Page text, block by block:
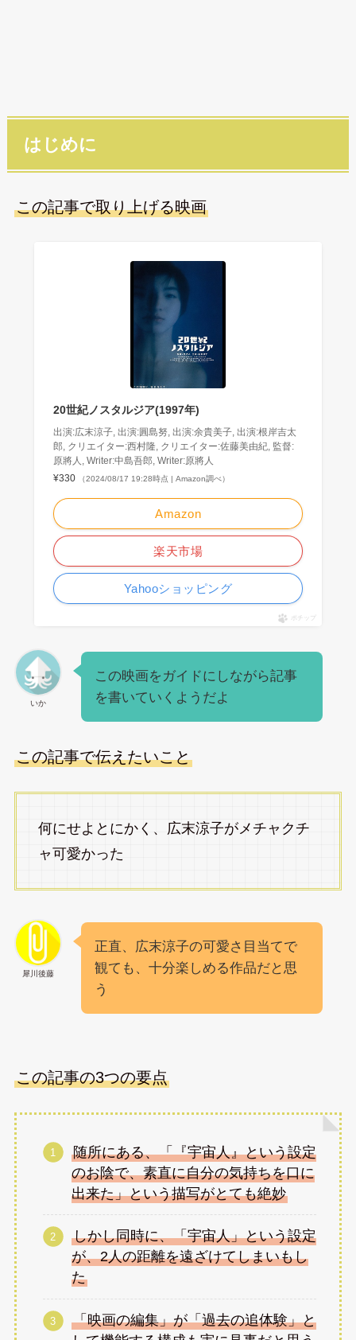
はじめに
この記事で取り上げる映画
20世紀ノスタルジア(1997年)
出演:広末涼子, 出演:圓島努, 出演:余貴美子, 出演:根岸吉太
郎, クリエイター:西村隆, クリエイター:佐藤美由紀, 監督:
原將人, Writer:中島吾郎, Writer:原將人
¥330
（2024/08/17 19:28時点 | Amazon調べ）
Amazon
楽天市場
Yahooショッピング
ポチップ
いか
この映画をガイドにしながら記事
を書いていくようだよ
この記事で伝えたいこと
何にせよとにかく、広末涼子がメチャクチ
ャ可愛かった
犀川後藤
正直、広末涼子の可愛さ目当てで
観ても、十分楽しめる作品だと思
う
この記事の3つの要点
随所にある、「『宇宙人』という設定
のお陰で、素直に自分の気持ちを口に
出来た」という描写がとても絶妙
しかし同時に、「宇宙人」という設定
が、2人の距離を遠ざけてしまいもし
た
「映画の編集」が「過去の追体験」と